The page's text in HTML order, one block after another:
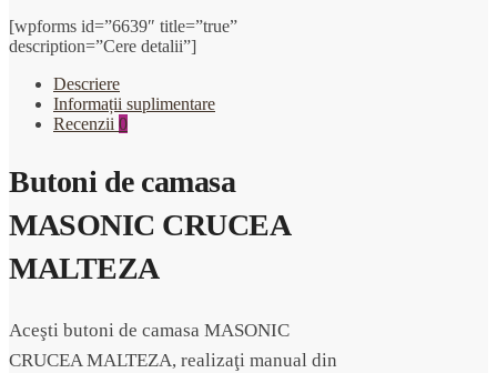
[wpforms id=”6639″ title=”true”
description=”Cere detalii”]
Descriere
Informații suplimentare
Recenzii 0
Butoni de camasa
MASONIC CRUCEA
MALTEZA
Aceşti butoni de camasa MASONIC
CRUCEA MALTEZA, realizaţi manual din